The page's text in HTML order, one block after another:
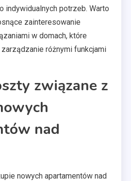
indywidualnych potrzeb. Warto
zainteresowanie
w domach, które
różnymi funkcjami
związane z
nad
nowych apartamentów nad